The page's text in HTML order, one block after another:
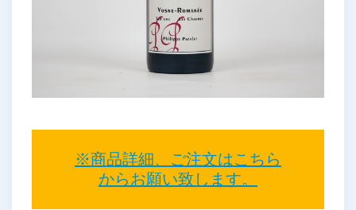
※商品詳細、ご注文はこちら
からお願い致します。